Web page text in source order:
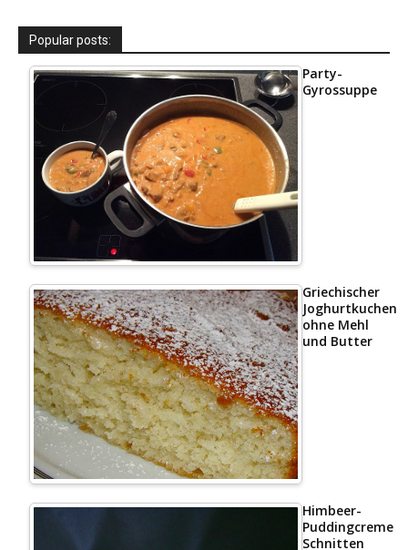
Popular posts:
Party-
Gyrossuppe
Griechischer
Joghurtkuchen
ohne Mehl
und Butter
Himbeer-
Puddingcreme
Schnitten